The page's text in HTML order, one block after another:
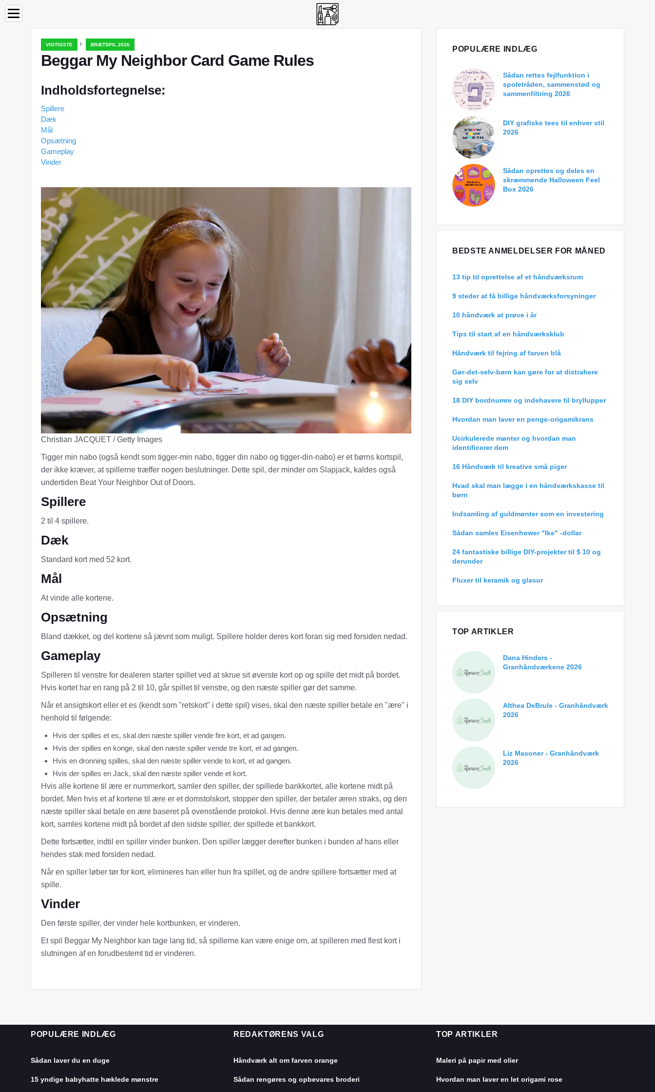
VIGTIGSTE › BRÆTSPIL 2026
Beggar My Neighbor Card Game Rules
Indholdsfortegnelse:
Spillere
Dæk
Mål
Opsætning
Gameplay
Vinder
Christian JACQUET / Getty Images
Tigger min nabo (også kendt som tigger-min nabo, tigger din nabo og tigger-din-nabo) er et børns kortspil,
der ikke kræver, at spillerne træffer nogen beslutninger. Dette spil, der minder om Slapjack, kaldes også
undertiden Beat Your Neighbor Out of Doors.
Spillere
2 til 4 spillere.
Dæk
Standard kort med 52 kort.
Mål
At vinde alle kortene.
Opsætning
Bland dækket, og del kortene så jævnt som muligt. Spillere holder deres kort foran sig med forsiden nedad.
Gameplay
Spilleren til venstre for dealeren starter spillet ved at skrue sit øverste kort op og spille det midt på bordet.
Hvis kortet har en rang på 2 til 10, går spillet til venstre, og den næste spiller gør det samme.
Når et ansigtskort eller et es (kendt som "retskort" i dette spil) vises, skal den næste spiller betale en "ære" i
henhold til følgende:
Hvis der spilles et es, skal den næste spiller vende fire kort, et ad gangen.
Hvis der spilles en konge, skal den næste spiller vende tre kort, et ad gangen.
Hvis en dronning spilles, skal den næste spiller vende to kort, et ad gangen.
Hvis der spilles en Jack, skal den næste spiller vende et kort.
Hvis alle kortene til ære er nummerkort, samler den spiller, der spillede bankkortet, alle kortene midt på
bordet. Men hvis et af kortene til ære er et domstolskort, stopper den spiller, der betaler æren straks, og den
næste spiller skal betale en ære baseret på ovenstående protokol. Hvis denne ære kun betales med antal
kort, samles kortene midt på bordet af den sidste spiller, der spillede et bankkort.
Dette fortsætter, indtil en spiller vinder bunken. Den spiller lægger derefter bunken i bunden af ​​hans eller
hendes stak med forsiden nedad.
Når en spiller løber tør for kort, elimineres han eller hun fra spillet, og de andre spillere fortsætter med at
spille.
Vinder
Den første spiller, der vinder hele kortbunken, er vinderen.
Et spil Beggar My Neighbor kan tage lang tid, så spillerne kan være enige om, at spilleren med flest kort i
slutningen af ​​en forudbestemt tid er vinderen.
POPULÆRE INDLÆG
Sådan rettes fejlfunktion i
spoletråden, sammenstød og
sammenfiltring 2026
DIY grafiske tees til enhver stil
2026
Sådan oprettes og deles en
skræmmende Halloween Feel
Box 2026
BEDSTE ANMELDELSER FOR MÅNED
13 tip til oprettelse af et håndværksrum
9 steder at få billige håndværksforsyninger
10 håndværk at prøve i år
Tips til start af en håndværksklub
Håndværk til fejring af farven blå
Gør-det-selv-børn kan gøre for at distrahere
sig selv
18 DIY bordnumre og indehavere til bryllupper
Hvordan man laver en penge-origamikrans
Ucirkulerede mønter og hvordan man
identificerer dem
16 Håndværk til kreative små piger
Hvad skal man lægge i en håndværkskasse til
børn
Indsamling af guldmønter som en investering
Sådan samles Eisenhower "Ike" -dollar
24 fantastiske billige DIY-projekter til $ 10 og
derunder
Fluxer til keramik og glasur
TOP ARTIKLER
Dana Hinders -
Granhåndværkene 2026
Althea DeBrule - Granhåndværk
2026
Liz Masoner - Granhåndværk
2026
POPULÆRE INDLÆG
Sådan laver du en duge
15 yndige babyhatte hæklede mønstre
REDAKTØRENS VALG
Håndværk alt om farven orange
Sådan rengøres og opbevares broderi
TOP ARTIKLER
Maleri på papir med olier
Hvordan man laver en let origami rose